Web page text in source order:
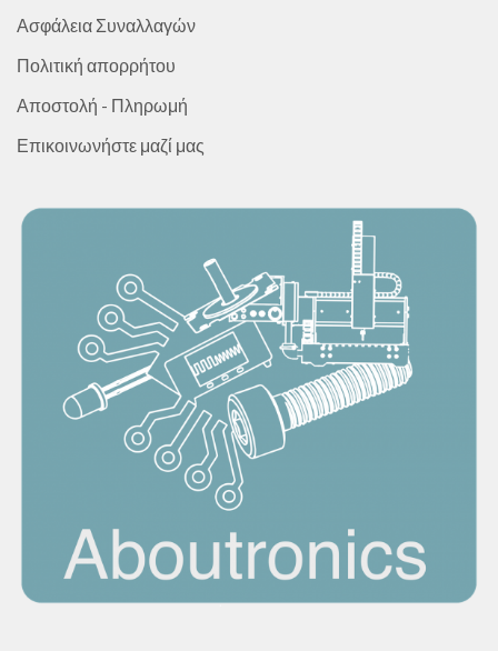
Ασφάλεια Συναλλαγών
Πολιτική απορρήτου
Αποστολή - Πληρωμή
Επικοινωνήστε μαζί μας